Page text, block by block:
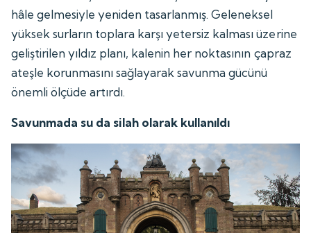
hâle gelmesiyle yeniden tasarlanmış. Geleneksel
yüksek surların toplara karşı yetersiz kalması üzerine
geliştirilen yıldız planı, kalenin her noktasının çapraz
ateşle korunmasını sağlayarak savunma gücünü
önemli ölçüde artırdı.
Savunmada su da silah olarak kullanıldı